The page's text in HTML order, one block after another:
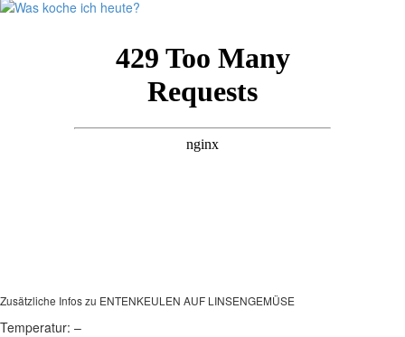
Zusätzliche Infos zu ENTENKEULEN AUF LINSENGEMÜSE
Temperatur: –